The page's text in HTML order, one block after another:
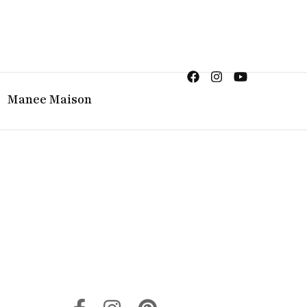
ญิง จิวเวลรี จันทบุรี
Manee Maison